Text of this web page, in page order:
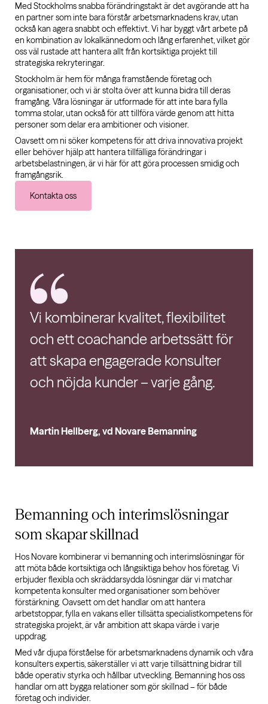
Med Stockholms snabba förändringstakt är det avgörande att ha
en partner som inte bara förstår arbetsmarknadens krav, utan
också kan agera snabbt och effektivt. Vi har byggt vårt arbete på
en kombination av lokalkännedom och lång erfarenhet, vilket gör
oss väl rustade att hantera allt från kortsiktiga projekt till
strategiska rekryteringar.
Stockholm är hem för många framstående företag och
organisationer, och vi är stolta över att kunna bidra till deras
framgång. Våra lösningar är utformade för att inte bara fylla
tomma stolar, utan också för att tillföra värde genom att hitta
personer som delar era ambitioner och visioner.
Oavsett om ni söker kompetens för att driva innovativa projekt
eller behöver hjälp att hantera tillfälliga förändringar i
arbetsbelastningen, är vi här för att göra processen smidig och
framgångsrik.
Kontakta oss
Vi kombinerar kvalitet, flexibilitet
och ett coachande arbetssätt för
att skapa engagerade konsulter
och nöjda kunder – varje gång.
Martin Hellberg, vd Novare Bemanning
Bemanning och interimslösningar
som skapar skillnad
Hos Novare kombinerar vi bemanning och interimslösningar för
att möta både kortsiktiga och långsiktiga behov hos företag. Vi
erbjuder flexibla och skräddarsydda lösningar där vi matchar
kompetenta konsulter med organisationer som behöver
förstärkning. Oavsett om det handlar om att hantera
arbetstoppar, fylla en vakans eller tillsätta specialistkompetens för
strategiska projekt, är vår ambition att skapa värde i varje
uppdrag.
Med vår djupa förståelse för arbetsmarknadens dynamik och våra
konsulters expertis, säkerställer vi att varje tillsättning bidrar till
både operativ styrka och hållbar utveckling. Bemanning hos oss
handlar om att bygga relationer som gör skillnad – för både
företag och individer.